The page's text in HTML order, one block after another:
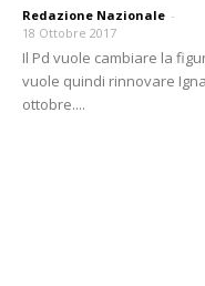
Redazione Nazionale -
18 Ottobre 2017
Il Pd vuole cambiare la
vuole quindi rinnovare
ottobre....